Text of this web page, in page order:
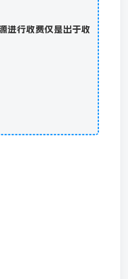
进行收费仅是出于收